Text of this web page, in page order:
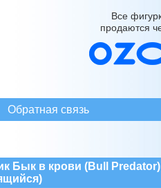
Все
продаются
Обратная связь
Бык в крови (Bull Predator)